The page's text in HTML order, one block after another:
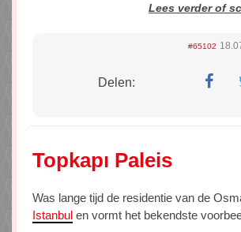
Lees verder of
#65102
Delen:
Topkapı Paleis
Was lange tijd de residentie van de
Istanbul en vormt het bekendste